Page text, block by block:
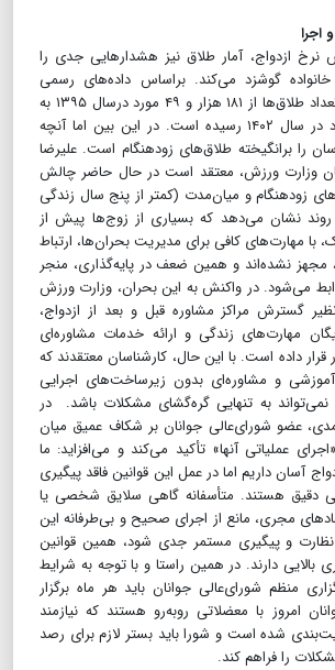
اجرا
ازدواج، آمار طلاق نیز هشدارهایی جدی را
خانواده گوشزد می‌کند. براساس داده‌های رسمی
سازمان ثبت‌احوال، تعداد طلاق‌ها از ۱۸۱ هزار و ۴۹ مورد درسال ۱۳۹۵ به
حدود ۲۰۲ هزار مورد در سال ۱۴۰۲ رسیده است. در این بین اما آنچه
را برانگیخته طلاق‌های زودهنگام است. علیرضا
وزارت ورزش، معتقد است در حال حاضر چالش
زودهنگام و میان‌مدت (کمتر از پنج سال زندگی
نشان می‌دهد که بسیاری از زوج‌ها پیش از
با مهارت‌های کافی برای مدیریت بحران‌ها، ارتباط
مجهز نشده‌اند و همین ضعف در پایه‌گذاری، منجر
می‌شود. در واکنش به این بحران، وزارت ورزش
گسترش مراکز مشاوره قبل و بعد از ازدواج،
مهارت‌های زندگی و ارائه خدمات مشاوره‌ای
قرار داده است. با این حال، کارشناسان معتقدند که
و مشاوره‌ای بدون زیرساخت‌های اجرایی
به تنهایی گره‌گشای مشکلات باشد. در
عضو شورای‌عالی جوانان بر شکاف عمیق میان
عملیاتی آنها» تأکید می‌کند و می‌افزاید:‌ ما
آسان داریم اما در عمل این قوانین فاقد پیگیری
دقیق هستند. متأسفانه گاهی سلایق شخصی یا
مجری، مانع از اجرای صحیح و بی‌طرفانه این
و پیگیری مستمر جدی شود، همین قوانین
بالایی دارند. در همین راستا و با توجه به شرایط
منظم شورای‌عالی جوانان باید هر ماه برگزار
امروز با معضلاتی روبه‌رو هستند که نیازمند
شده است و شورا باید بستر لازم برای رصد
را فراهم کند.